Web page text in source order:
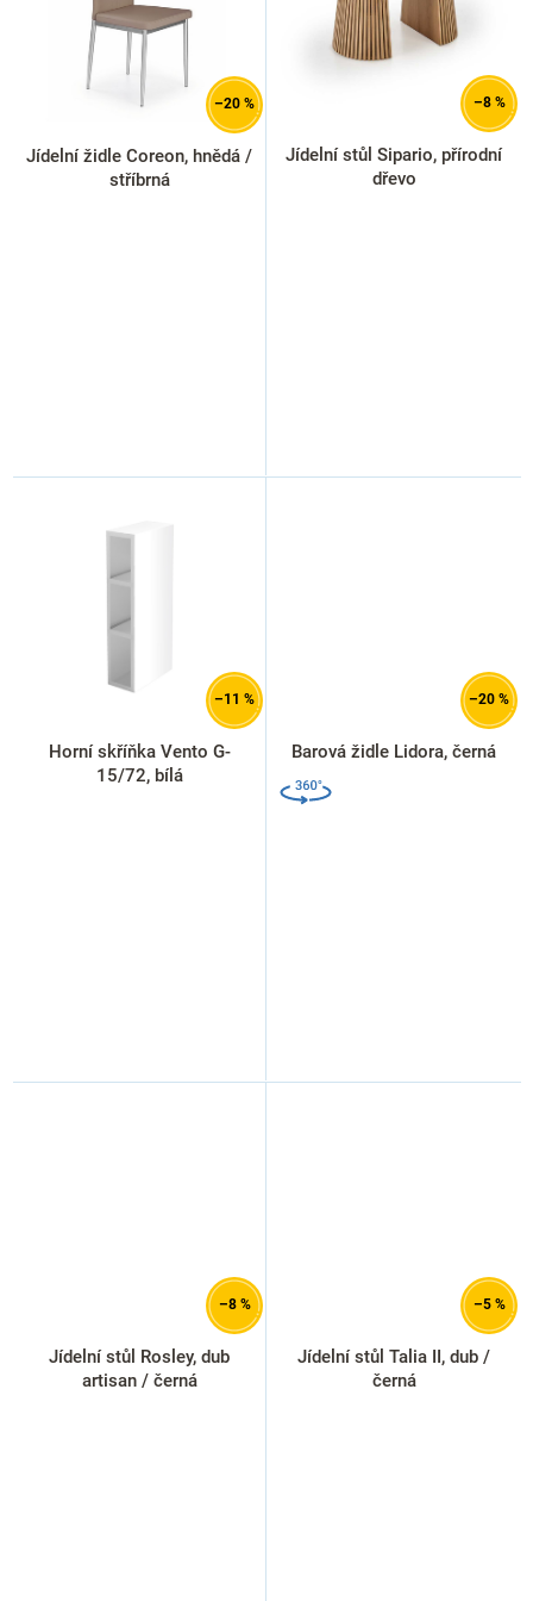
–20 %
Jídelní židle Coreon, hnědá /
stříbrná
–8 %
Jídelní stůl Sipario, přírodní
dřevo
–11 %
Horní skříňka Vento G-
15/72, bílá
–20 %
Barová židle Lidora, černá
–8 %
Jídelní stůl Rosley, dub
artisan / černá
–5 %
Jídelní stůl Talia II, dub /
černá